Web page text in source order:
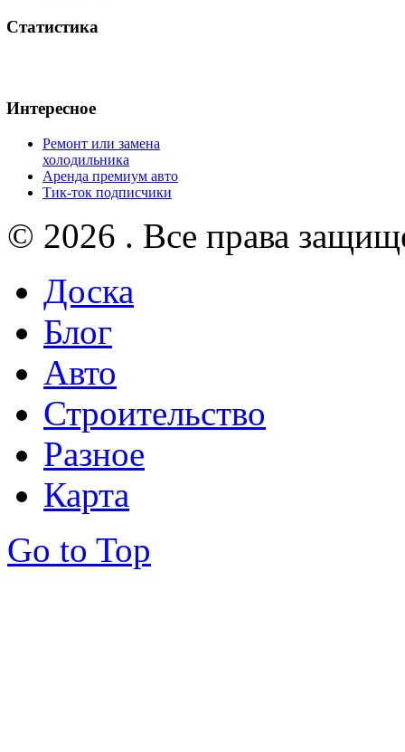
Статистика
Интересное
Ремонт или замена
холодильника
Аренда премиум авто
Тик-ток подписчики
© 2026 . Все права
Доска
Блог
Авто
Строительство
Разное
Карта
Go to Top